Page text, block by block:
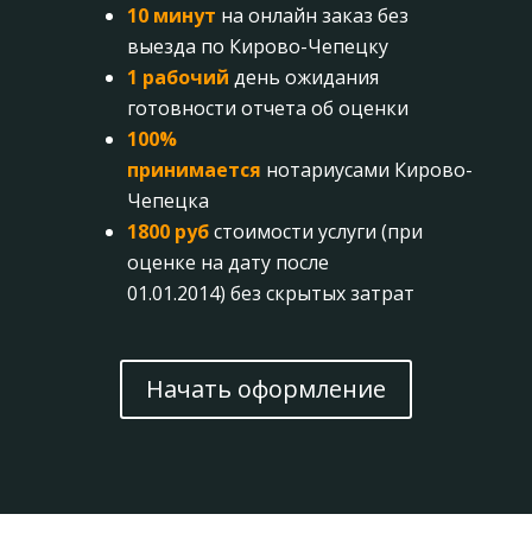
10 минут на онлайн заказ без
выезда по Кирово-Чепецку
1 рабочий день ожидания
готовности отчета об оценки
100%
принимается нотариусами Кирово-
Чепецка
1800 рубстоимости услуги (при
оценке на дату после
01.01.2014) без скрытых затрат
Начать оформление